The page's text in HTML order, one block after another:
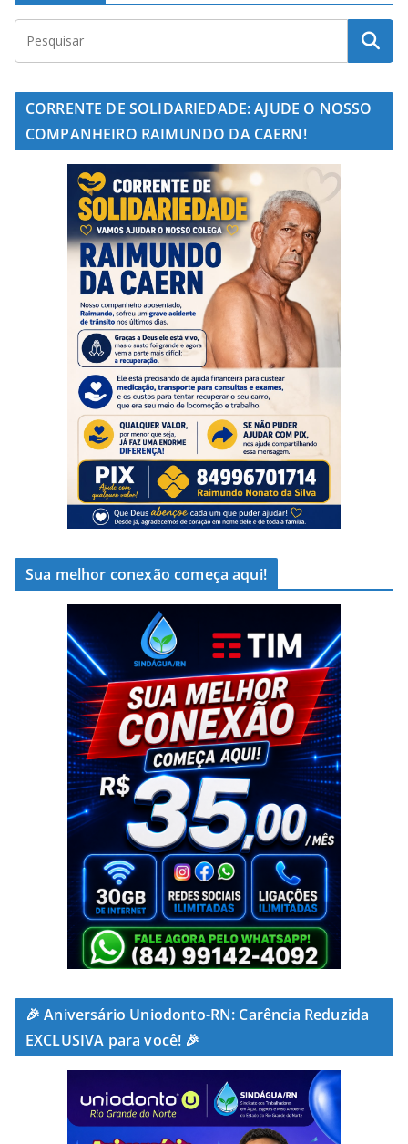
CORRENTE DE SOLIDARIEDADE: AJUDE O NOSSO
COMPANHEIRO RAIMUNDO DA CAERN!
Sua melhor conexão começa aqui!
🎉 Aniversário Uniodonto-RN: Carência Reduzida
EXCLUSIVA para você! 🎉